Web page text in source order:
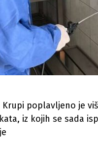
poplavljeno je
iz kojih se sada